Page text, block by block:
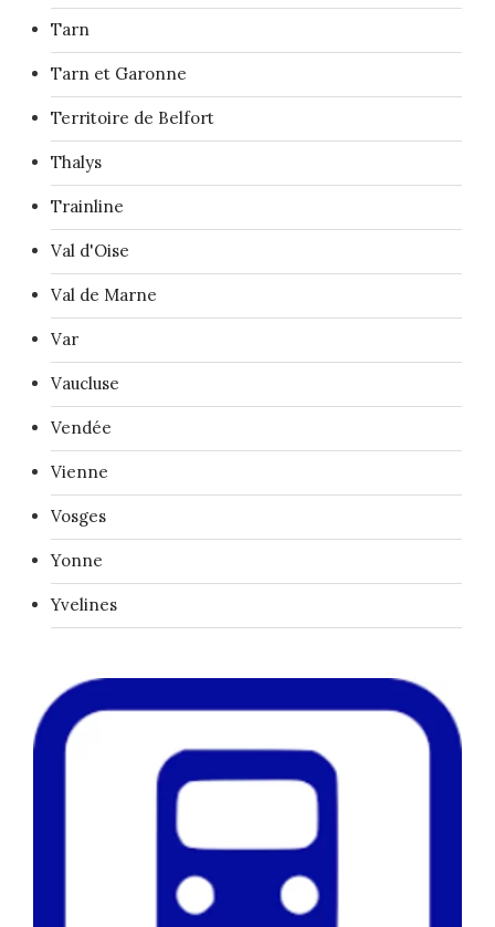
Tarn
Tarn et Garonne
Territoire de Belfort
Thalys
Trainline
Val d'Oise
Val de Marne
Var
Vaucluse
Vendée
Vienne
Vosges
Yonne
Yvelines